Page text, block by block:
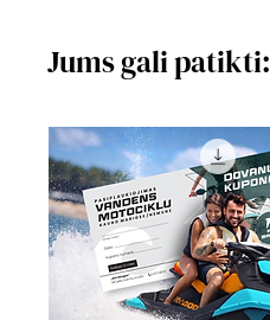
Jums gali patikti: